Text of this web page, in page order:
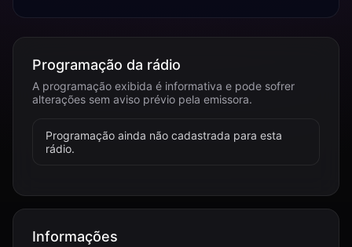
Programação da rádio
A programação exibida é informativa e pode sofrer
alterações sem aviso prévio pela emissora.
Programação ainda não cadastrada para esta
rádio.
Informações